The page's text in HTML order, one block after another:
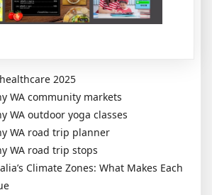
2025
WA community markets
WA outdoor yoga classes
WA road trip planner
WA road trip stops
Climate Zones: What Makes Each